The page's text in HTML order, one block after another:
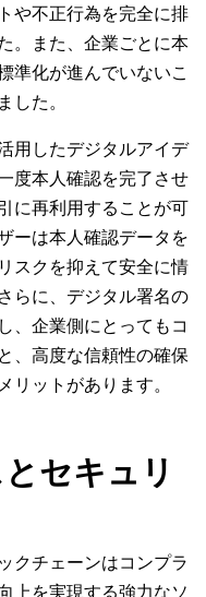
や不正行為を完全に排
。また、企業ごとに本
準化が進んでいないこ
た。
用したデジタルアイデ
度本人確認を完了させ
に再利用することが可
ーは本人確認データを
スクを抑えて安全に情
らに、デジタル署名の
、企業側にとってもコ
、高度な信頼性の確保
ットがあります。
セキュリ
クチェーンはコンプラ
上を実現する強力なソ